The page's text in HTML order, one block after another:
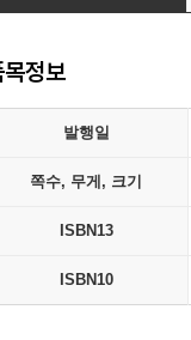
정보
발행일
쪽수, 무게, 크기
ISBN13
ISBN10